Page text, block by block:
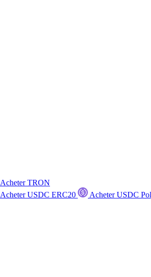
Acheter TRON
Acheter USDC ERC20
Acheter USDC